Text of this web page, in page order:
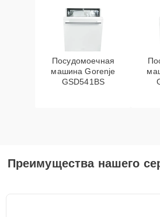
Посудомоечная
машина Gorenje
GSD541BS
Преимущества нашего